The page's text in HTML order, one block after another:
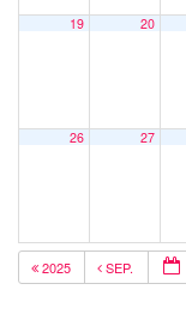
19 20
26 27
2025 SEP.